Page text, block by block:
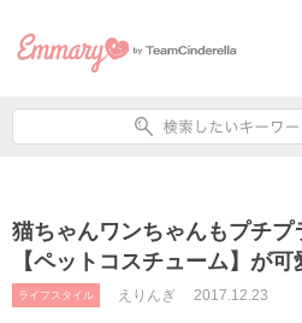
猫ちゃんワンちゃんもプチ
【ペットコスチューム】が
ライフスタイル えりんぎ 2017.12.23